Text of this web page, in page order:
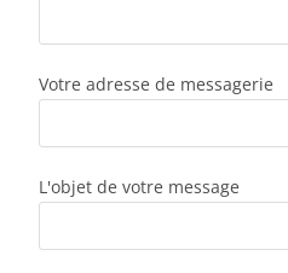
Votre adresse de messagerie
L'objet de votre message